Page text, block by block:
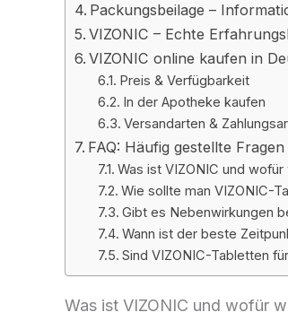
Packungsbeilage –
VIZONIC – Echte
VIZONIC online kaufen in
Preis & Verfügbarkeit
In der Apotheke kaufen
Versandarten &
FAQ: Häufig gestellte Fragen
Was ist VIZONIC und
Wie sollte man VIZONIC-
Gibt es Nebenwirkungen
Wann ist der beste
Sind VIZONIC-Tabletten
Was ist VIZONIC und wofür